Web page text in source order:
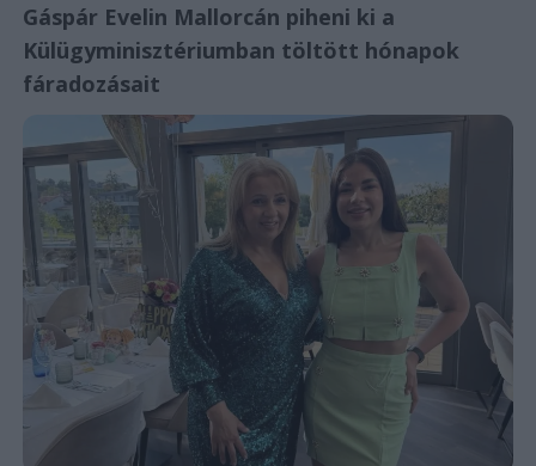
Gáspár Evelin Mallorcán piheni ki a
Külügyminisztériumban töltött hónapok
fáradozásait